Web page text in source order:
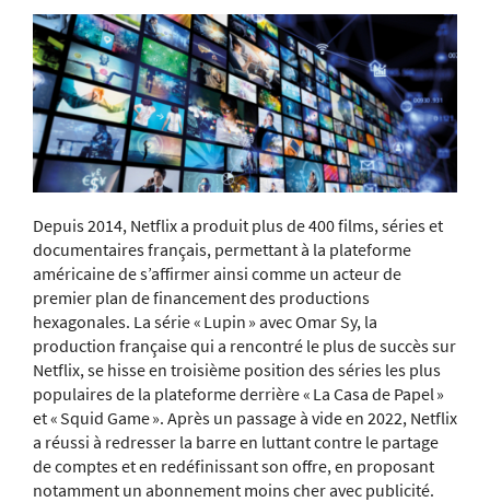
Depuis 2014, Netflix a produit plus de 400 films, séries et
documentaires français, permettant à la plateforme
américaine de s’affirmer ainsi comme un acteur de
premier plan de financement des productions
hexagonales. La série « Lupin » avec Omar Sy, la
production française qui a rencontré le plus de succès sur
Netflix, se hisse en troisième position des séries les plus
populaires de la plateforme derrière « La Casa de Papel »
et « Squid Game ». Après un passage à vide en 2022, Netflix
a réussi à redresser la barre en luttant contre le partage
de comptes et en redéfinissant son offre, en proposant
notamment un abonnement moins cher avec publicité.